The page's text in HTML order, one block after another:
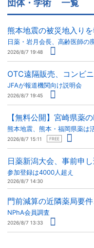
団体・学術 一覧
熊本地震の被災地入り
日薬・岩月会長、高齢医師の
2026/8/7 19:48
OTC遠隔販売、コンビ
JFAが報道機関向け説明会
2026/8/7 19:45
【無料公開】宮崎県薬
熊本地震、熊本・福岡県薬は
2026/8/7 15:11 FREE
日薬新潟大会、事前申
参加登録は4000人超え
2026/8/7 14:30
門前減算の近隣薬局要
NPhA会員調査
2026/8/7 13:33